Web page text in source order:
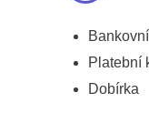
Platební
Dobírka